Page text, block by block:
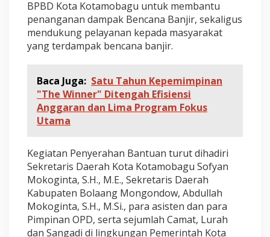
BPBD Kota Kotamobagu untuk membantu
penanganan dampak Bencana Banjir, sekaligus
mendukung pelayanan kepada masyarakat
yang terdampak bencana banjir.
Baca Juga: Satu Tahun Kepemimpinan
"The Winner" Ditengah Efisiensi
Anggaran dan Lima Program Fokus
Utama
Kegiatan Penyerahan Bantuan turut dihadiri
Sekretaris Daerah Kota Kotamobagu Sofyan
Mokoginta, S.H., M.E., Sekretaris Daerah
Kabupaten Bolaang Mongondow, Abdullah
Mokoginta, S.H., M.Si., para asisten dan para
Pimpinan OPD, serta sejumlah Camat, Lurah
dan Sangadi di lingkungan Pemerintah Kota